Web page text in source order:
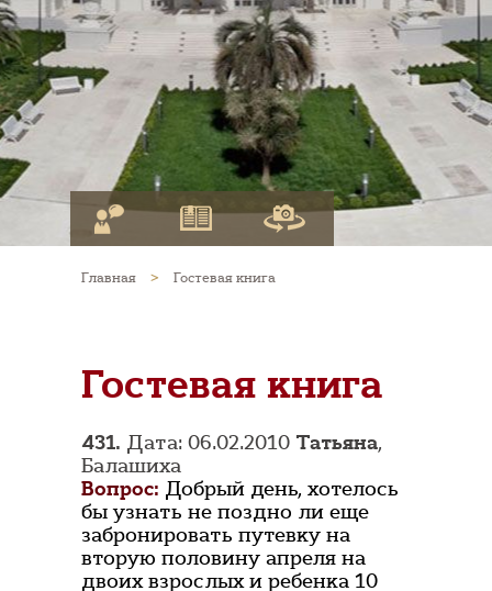
Главная > Гостевая книга
Гостевая книга
431. Дата: 06.02.2010 Татьяна,
Балашиха
Вопрос: Добрый день, хотелось
бы узнать не поздно ли еще
забронировать путевку на
вторую половину апреля на
двоих взрослых и ребенка 10